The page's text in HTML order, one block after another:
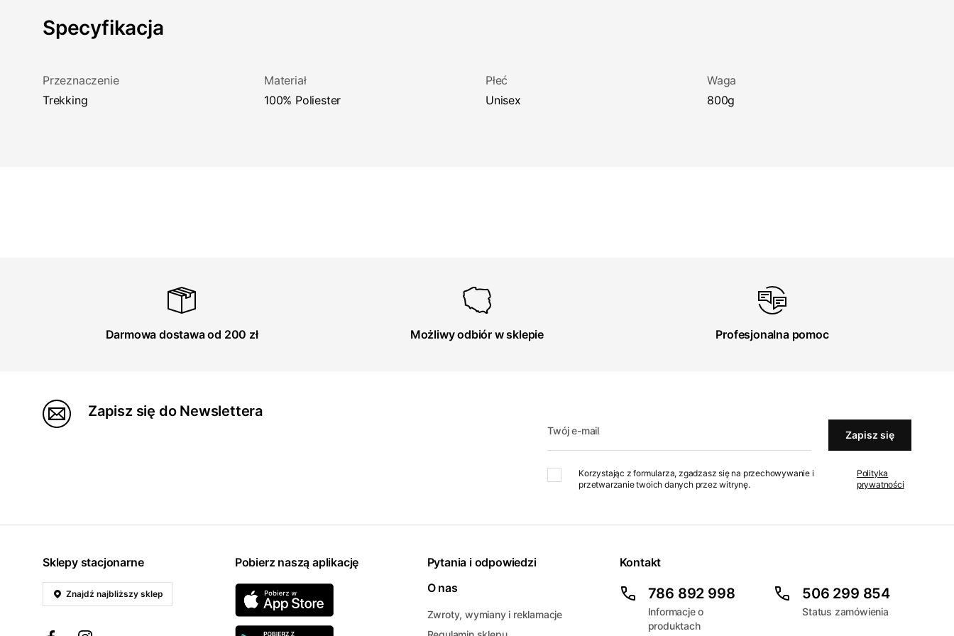
Specyfikacja
Przeznaczenie
Trekking
Materiał
100% Poliester
Płeć
Unisex
Waga
800g
Darmowa dostawa od 200 zł Możliwy odbiór w sklepie Profesjonalna pomoc
Zapisz się do Newslettera
Twój e-mail Zapisz się
Korzystając z formularza, zgadzasz się na przechowywanie i
przetwarzanie twoich danych przez witrynę.
Polityka
prywatności
Sklepy stacjonarne
Znajdź najbliższy sklep
Pobierz naszą aplikację
Pytania i odpowiedzi
O nas
Zwroty, wymiany i reklamacje
Kontakt
786 892 998
Informacje o
produktach
506 299 854
Status zamówienia